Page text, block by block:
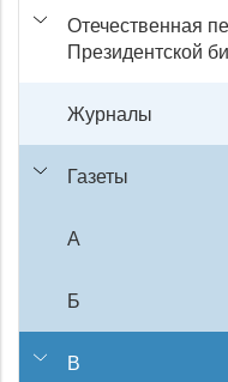
Отечественная
Президентской
Журналы
Газеты
А
Б
В